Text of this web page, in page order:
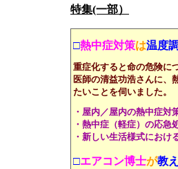
特集(一部）
□熱中症対策は温度
重症化すると命の危険に
医師の清益功浩さんに、
たいことを伺いました。
・ 屋内／屋内の熱中症対
・熱中症（軽症）の応急
・新しい生活様式におけ
□エアコン博士が教